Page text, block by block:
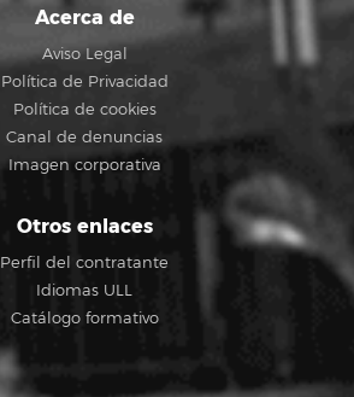
Acerca de
Aviso Legal
Política de Privacidad
Política de cookies
Canal de denuncias
Imagen corporativa
Otros enlaces
Perfil del contratante
Idiomas ULL
Catálogo formativo